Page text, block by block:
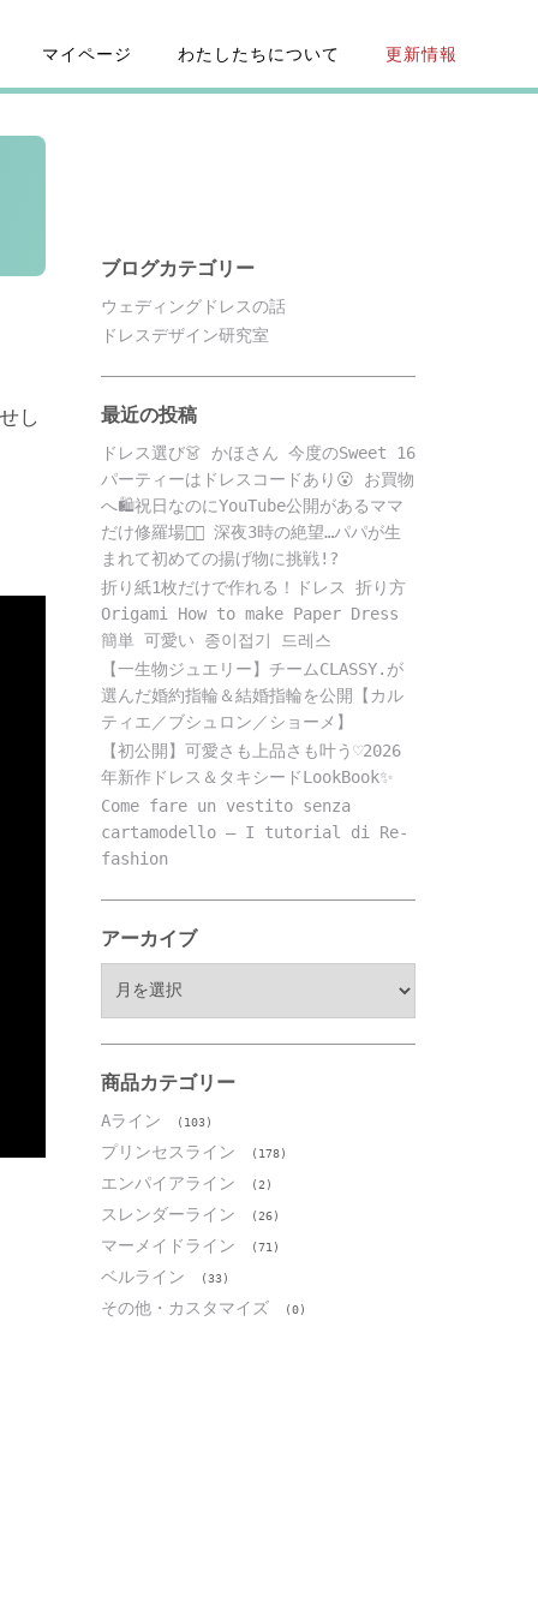
マイページ わたしたちについて 更新情報
し
ブログカテゴリー
ウェディングドレスの話
ドレスデザイン研究室
最近の投稿
ドレス選び👗 かほさん 今度のSweet 16
パーティーはドレスコードあり😮 お買物
へ🛍️祝日なのにYouTube公開があるママ
だけ修羅場😵‍💫 深夜3時の絶望…パパが生
まれて初めての揚げ物に挑戦!?
折り紙1枚だけで作れる！ドレス 折り方
Origami How to make Paper Dress
簡単 可愛い 종이접기 드레스
【一生物ジュエリー】チームCLASSY.が
選んだ婚約指輪＆結婚指輪を公開【カル
ティエ／ブシュロン／ショーメ】
【初公開】可愛さも上品さも叶う♡2026
年新作ドレス＆タキシードLookBook✨
Come fare un vestito senza
cartamodello – I tutorial di Re-
fashion
アーカイブ
ブ
商品カテゴリー
Aライン (103)
プリンセスライン (178)
エンパイアライン (2)
スレンダーライン (26)
マーメイドライン (71)
ベルライン (33)
その他・カスタマイズ (0)